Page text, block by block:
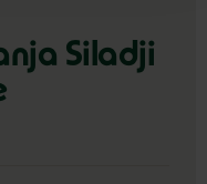
Siladji